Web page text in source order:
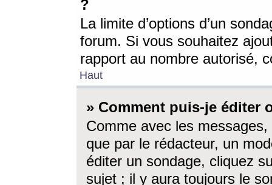
?
La limite d’options d’un
forum. Si vous souhaitez
rapport au nombre autorisé,
Haut
» Comment puis-je éditer
Comme avec les
que par le rédacteur, un
éditer un sondage, cliquez
sujet ; il y aura toujours le